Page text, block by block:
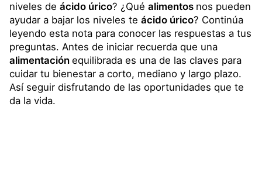
niveles de ácido úrico? ¿Qué alimentos nos pueden
ayudar a bajar los niveles te ácido úrico? Continúa
leyendo esta nota para conocer las respuestas a tus
preguntas. Antes de iniciar recuerda que una
alimentación equilibrada es una de las claves para
cuidar tu bienestar a corto, mediano y largo plazo.
Así seguir disfrutando de las oportunidades que te
da la vida.